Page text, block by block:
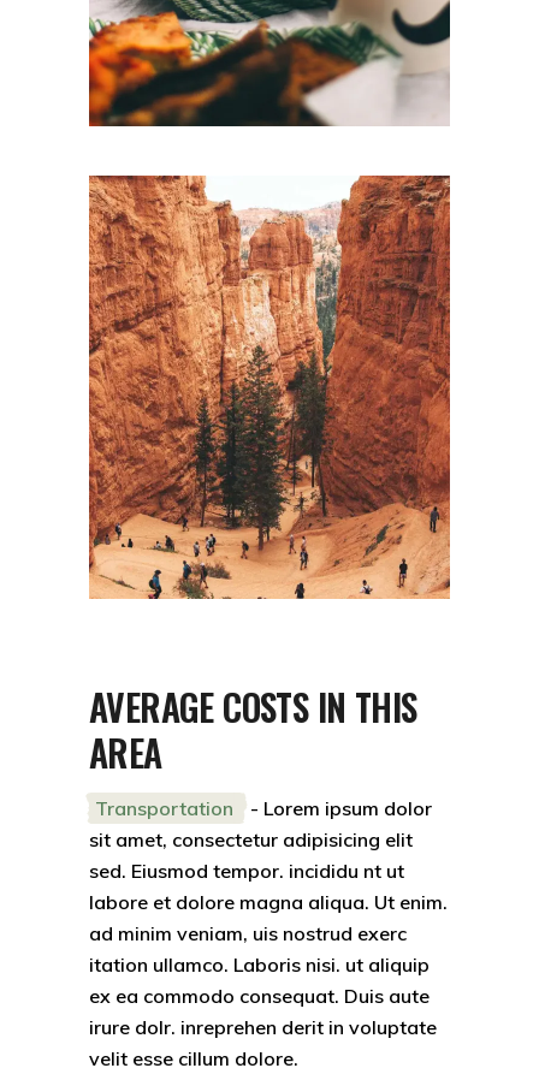
AVERAGE COSTS IN THIS
AREA
Transportation - Lorem ipsum dolor
sit amet, consectetur adipisicing elit
sed. Eiusmod tempor. incididu nt ut
labore et dolore magna aliqua. Ut enim.
ad minim veniam, uis nostrud exerc
itation ullamco. Laboris nisi. ut aliquip
ex ea commodo consequat. Duis aute
irure dolr. inreprehen derit in voluptate
velit esse cillum dolore.